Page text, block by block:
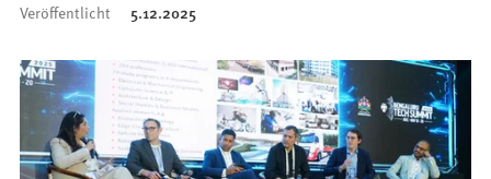
Veröffentlicht 5.12.2025